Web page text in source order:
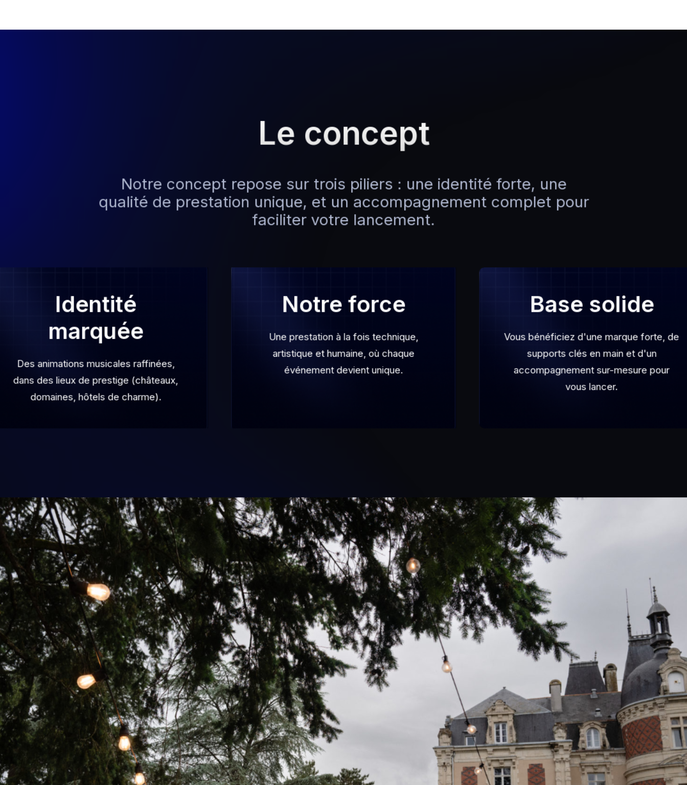
Le concept
Notre concept repose sur trois piliers : une identité forte, une
qualité de prestation unique, et un accompagnement complet pour
faciliter votre lancement.
Identité
marquée
Des animations musicales raffinées,
dans des lieux de prestige (châteaux,
domaines, hôtels de charme).
Notre force
Une prestation à la fois technique,
artistique et humaine, où chaque
événement devient unique.
Base solide
Vous bénéficiez d'une marque forte, de
supports clés en main et d'un
accompagnement sur-mesure pour
vous lancer.